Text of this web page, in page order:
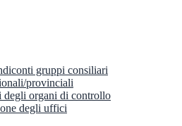
gruppi consiliari
provinciali
degli organi di controllo
degli uffici